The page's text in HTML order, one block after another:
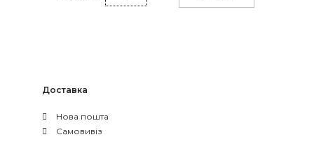
Доставка
Нова пошта
Самовивіз